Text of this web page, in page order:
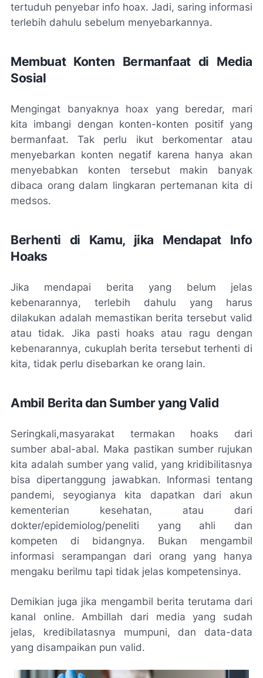
tertuduh penyebar info hoax. Jadi, saring informasi
terlebih dahulu sebelum menyebarkannya.
Membuat Konten Bermanfaat di Media
Sosial
Mengingat banyaknya hoax yang beredar, mari
kita imbangi dengan konten-konten positif yang
bermanfaat. Tak perlu ikut berkomentar atau
menyebarkan konten negatif karena hanya akan
menyebabkan konten tersebut makin banyak
dibaca orang dalam lingkaran pertemanan kita di
medsos.
Berhenti di Kamu, jika Mendapat Info
Hoaks
Jika mendapai berita yang belum jelas
kebenarannya, terlebih dahulu yang harus
dilakukan adalah memastikan berita tersebut valid
atau tidak. Jika pasti hoaks atau ragu dengan
kebenarannya, cukuplah berita tersebut terhenti di
kita, tidak perlu disebarkan ke orang lain.
Ambil Berita dan Sumber yang Valid
Seringkali,masyarakat termakan hoaks dari
sumber abal-abal. Maka pastikan sumber rujukan
kita adalah sumber yang valid, yang kridibilitasnya
bisa dipertanggung jawabkan. Informasi tentang
pandemi, seyogianya kita dapatkan dari akun
kementerian kesehatan, atau dari
dokter/epidemiolog/peneliti yang ahli dan
kompeten di bidangnya. Bukan mengambil
informasi serampangan dari orang yang hanya
mengaku berilmu tapi tidak jelas kompetensinya.
Demikian juga jika mengambil berita terutama dari
kanal online. Ambillah dari media yang sudah
jelas, kredibilatasnya mumpuni, dan data-data
yang disampaikan pun valid.